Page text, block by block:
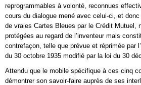
reprogrammables à volonté, reconnues
cours du dialogue mené avec celui-ci, et
de vraies Cartes Bleues par le Crédit Mutuel,
protégées au regard de l’inventeur mais
contrefaçon, telle que prévue et réprimée par
du 30 octobre 1935 modifié par la loi du 30
Attendu que le mobile spécifique à ces cinq
démontrer son savoir-faire auprès de ses